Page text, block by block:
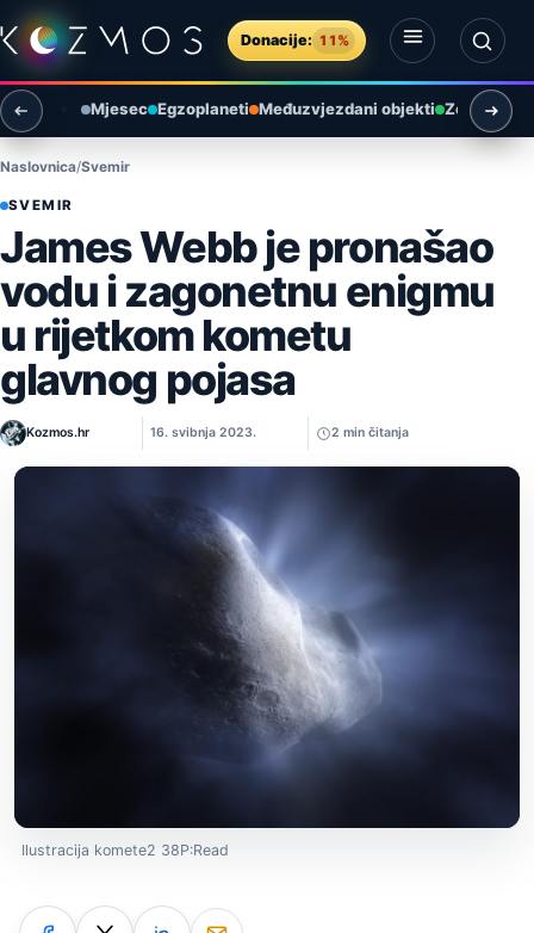
Preskoči na sadržaj
Donacije: 11%
Otvori izbornik
Otvori pretragu
Mjesec Egzoplaneti Međuzvjezdani objekti Zemlja i
Naslovnica Svemir
SVEMIR
James Webb je pronašao
vodu i zagonetnu enigmu
u rijetkom kometu
glavnog pojasa
Kozmos.hr 16. svibnja 2023. 2 min čitanja
Ilustracija komete2 38P:Read